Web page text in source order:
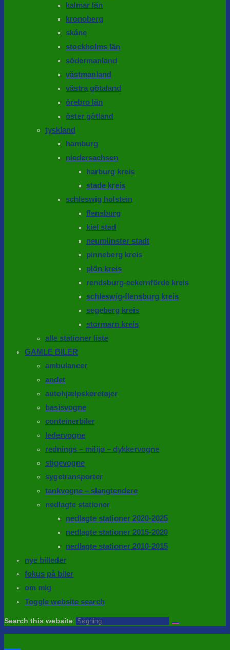
kalmar län
kronoberg
skåne
stockholms län
södermanland
västmanland
västra götaland
örebro län
öster götland
tyskland
hamburg
niedersachsen
harburg kreis
stade kreis
schleswig holstein
flensburg
kiel stad
neumünster stadt
pinneberg kreis
plön kreis
rendsburg-eckernförde kreis
schleswig-flensburg kreis
segeberg kreis
stormarn kreis
alle stationer liste
GAMLE BILER
ambulancer
andet
autohjælpskøretøjer
basisvogne
conteinerbiler
ledervogne
rednings – milijø – dykkervogne
stigevogne
sygetransporter
tankvogne – slangtendere
nedlagte stationer
nedlagte stationer 2020-2025
nedlagte stationer 2015-2020
nedlagte stationer 2010-2015
nye billeder
fokus på biler
om mig
Toggle website search
Search this website